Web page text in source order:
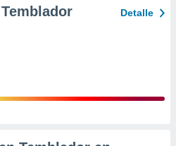
Detalle